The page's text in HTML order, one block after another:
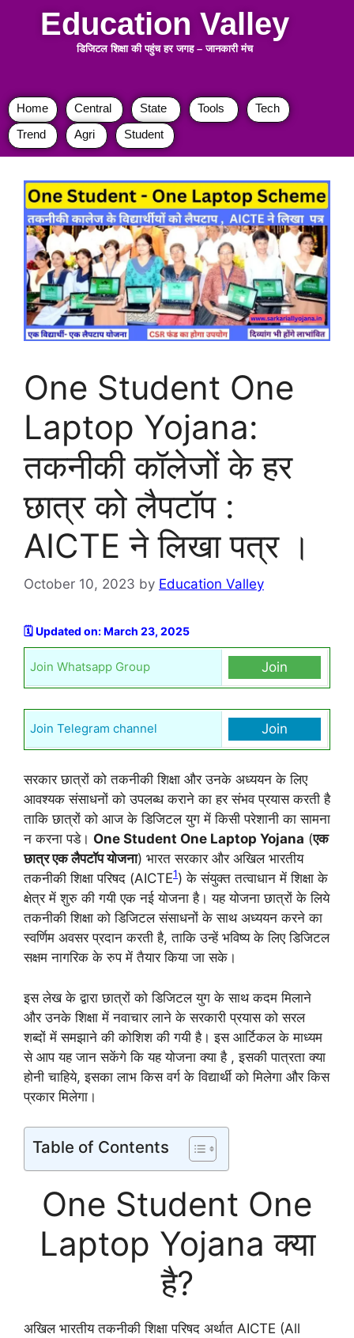
Education Valley
डिजिटल शिक्षा की पहुंच हर जगह–जानकारी मंच
Home Central State Tools
Tech
Trend
Agri Student
One Student One
Laptop Yojana:
तकनीकी कॉलेजों के हर
छात्र को लैपटॉप :
AICTE ने लिखा पत्र ।
October 10, 2023 by Education Valley
🗓️ Updated on: March 23, 2025
Join Whatsapp Group Join
Join Telegram channel Join
सरकार छात्रों को तकनीकी शिक्षा और उनके अध्ययन के लिए
आवश्यक संसाधनों को उपलब्ध कराने का हर संभव प्रयास करती है
ताकि छात्रों को आज के डिजिटल युग में किसी परेशानी का सामना
न करना पडे। One Student One Laptop Yojana (एक
छात्र एक लैपटॉप योजना) भारत सरकार और अखिल भारतीय
तकनीकी शिक्षा परिषद (AICTE1) के संयुक्त तत्वाधान में शिक्षा के
क्षेत्र में शुरु की गयी एक नई योजना है। यह योजना छात्रों के लिये
तकनीकी शिक्षा को डिजिटल संसाधनों के साथ अध्ययन करने का
स्वर्णिम अवसर प्रदान करती है, ताकि उन्हें भविष्य के लिए डिजिटल
सक्षम नागरिक के रुप में तैयार किया जा सके।
इस लेख के द्वारा छात्रों को डिजिटल युग के साथ कदम मिलाने
और उनके शिक्षा में नवाचार लाने के सरकारी प्रयास को सरल
शब्दों में समझाने की कोशिश की गयी है। इस आर्टिकल के माध्यम
से आप यह जान सकेंगे कि यह योजना क्या है , इसकी पात्रता क्या
होनी चाहिये, इसका लाभ किस वर्ग के विद्यार्थी को मिलेगा और किस
प्रकार मिलेगा।
Table of Contents
One Student One
Laptop Yojana क्या
है?
अखिल भारतीय तकनीकी शिक्षा परिषद अर्थात AICTE (All